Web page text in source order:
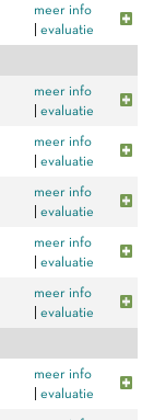
meer info
evaluatie
meer info
evaluatie
meer info
evaluatie
meer info
evaluatie
meer info
evaluatie
meer info
evaluatie
meer info
evaluatie